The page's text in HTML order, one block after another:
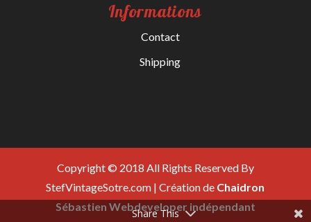
Informations
Contact
Shipping
Copyright © 2018 All Rights Reserved By
StefVintageSotre.com | Création de Chaidron
Sébastien Webdeveloper indépendant
Share This